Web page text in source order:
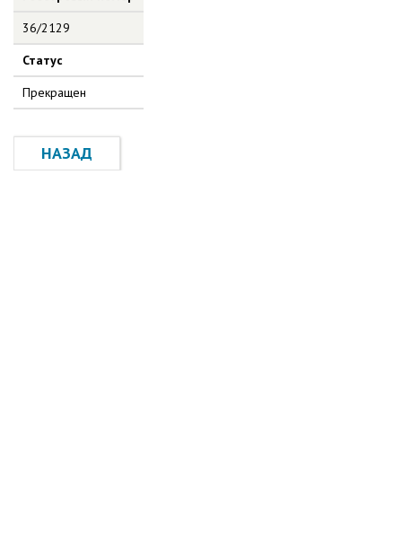
36/2129
Статус
Прекращен
НАЗАД